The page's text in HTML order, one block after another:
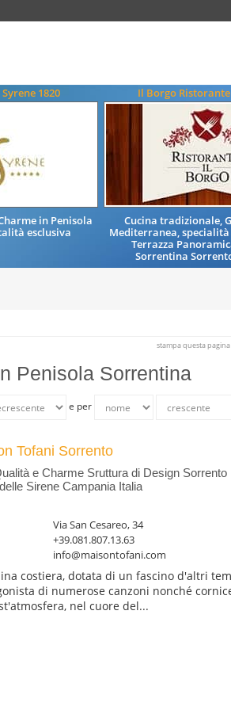
1820
in Penisola
esclusiva
Il Borgo
Cucina tradizionale,
Mediterranea, specialità
Terrazza
Sorrentina
stampa questa pagina
Penisola Sorrentina
e per
Tofani Sorrento
e Charme Sruttura di Design Sorrento
Sirene Campania Italia
Via San Cesareo, 34
+39.081.807.13.63
info@maisontofani.com
costiera, dotata di un fascino d'altri
di numerose canzoni nonché
nel cuore del...